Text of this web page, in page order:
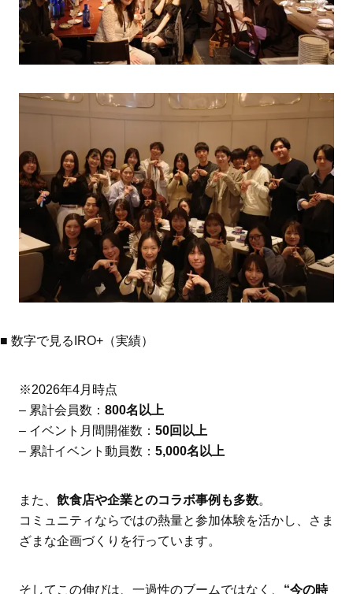
■ 数字で見るIRO+（実績）
※2026年4月時点
– 累計会員数： 800名以上
– イベント月間開催数： 50回以上
– 累計イベント動員数： 5,000名以上
また、 飲食店や企業とのコラボ事例も多数。
コミュニティならではの熱量と参加体験を活かし、さま
ざまな企画づくりを行っています。
そしてこの伸びは、一過性のブームではなく、 “今の時